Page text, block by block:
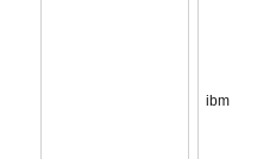
ibm